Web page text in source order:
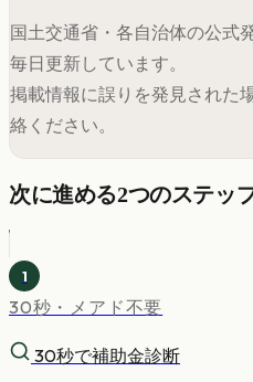
国土交通省・各自治体の公式
毎日更新しています。
掲載情報に誤りを発見された
絡ください。
次に進める2つのステッ
1
30秒・メアド不要
30秒で補助金診断